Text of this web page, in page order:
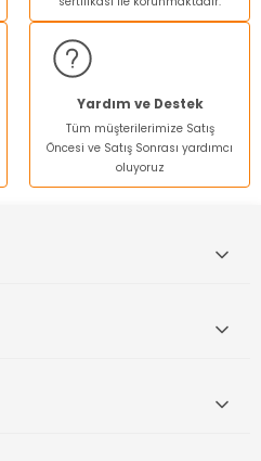
Yardım ve Destek
Tüm müşterilerimize Satış
Öncesi ve Satış Sonrası yardımcı
oluyoruz